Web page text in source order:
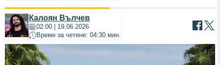
Калоян Вълчев
02:00 | 19.06.2026
Време за четене: 04:30 мин.